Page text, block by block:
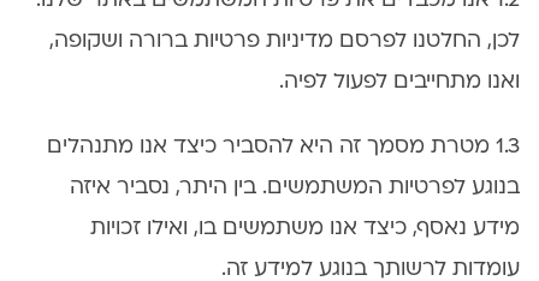
לכן, החלטנו לפרסם מדיניות פרטיות ברורה ושקופה,
ואנו מתחייבים לפעול לפיה.
1.3 מטרת מסמך זה היא להסביר כיצד אנו מתנהלים
בנוגע לפרטיות המשתמשים. בין היתר, נסביר איזה
מידע נאסף, כיצד אנו משתמשים בו, ואילו זכויות
עומדות לרשותך בנוגע למידע זה.